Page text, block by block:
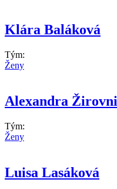
Klára Baláková
Tým:
Ženy
Alexandra
Tým:
Ženy
Luisa Lasáková